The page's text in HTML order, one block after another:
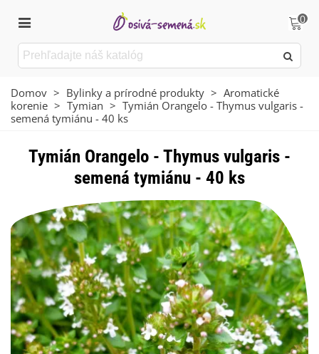
0
Domov > Bylinky a prírodné produkty > Aromatické
korenie > Tymian > Tymián Orangelo - Thymus vulgaris -
semená tymiánu - 40 ks
Tymián Orangelo - Thymus vulgaris -
semená tymiánu - 40 ks